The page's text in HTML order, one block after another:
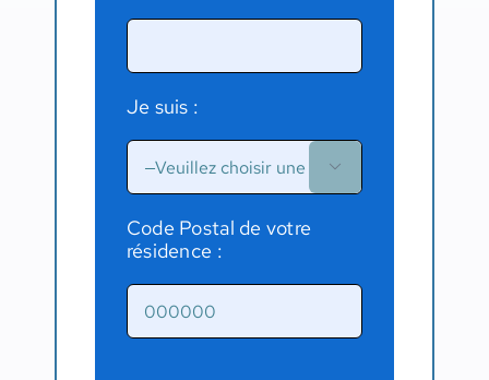
Je suis :

Code Postal de votre
résidence :